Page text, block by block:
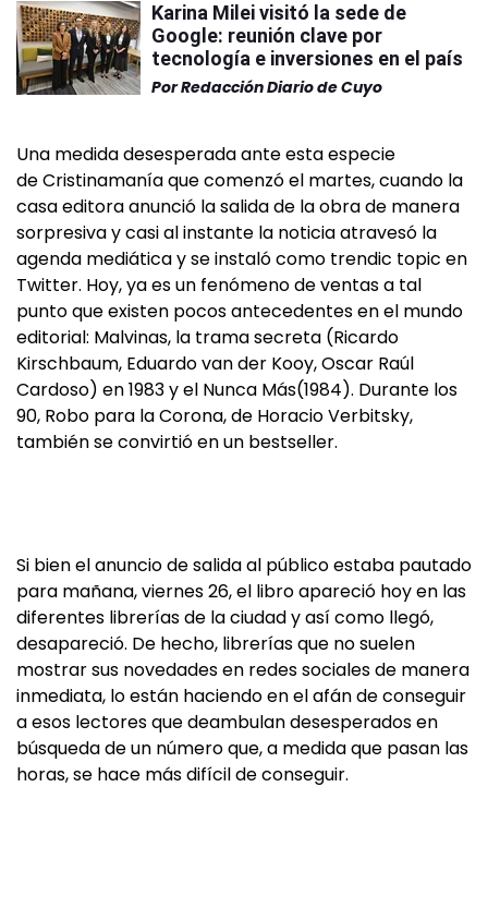
Karina Milei visitó la sede de
Google: reunión clave por
tecnología e inversiones en el país
PorRedacción Diario de Cuyo
Una medida desesperada ante esta especie
de Cristinamanía que comenzó el martes, cuando la
casa editora anunció la salida de la obra de manera
sorpresiva y casi al instante la noticia atravesó la
agenda mediática y se instaló como trendic topic en
Twitter. Hoy, ya es un fenómeno de ventas a tal
punto que existen pocos antecedentes en el mundo
editorial: Malvinas, la trama secreta (Ricardo
Kirschbaum, Eduardo van der Kooy, Oscar Raúl
Cardoso) en 1983 y el Nunca Más(1984). Durante los
90, Robo para la Corona, de Horacio Verbitsky,
también se convirtió en un bestseller.
Si bien el anuncio de salida al público estaba pautado
para mañana, viernes 26, el libro apareció hoy en las
diferentes librerías de la ciudad y así como llegó,
desapareció. De hecho, librerías que no suelen
mostrar sus novedades en redes sociales de manera
inmediata, lo están haciendo en el afán de conseguir
a esos lectores que deambulan desesperados en
búsqueda de un número que, a medida que pasan las
horas, se hace más difícil de conseguir.